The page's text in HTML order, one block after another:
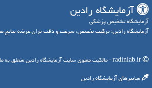
آزمایشگاه رادین
آزمایشگاه تشخیص پزشکی
آزمایشگاه رادین؛ ترکیب تخصص، سرعت و دقت برای عرضه نتایج
میانبرهای آزمایشگاه رادین